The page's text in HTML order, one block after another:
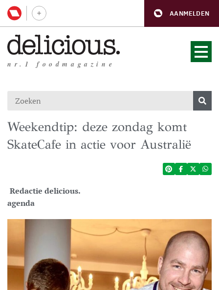
AANMELDEN
nr.1 foodmagazine
Weekendtip: deze zondag komt
SkateCafe in actie voor Australië
Redactie delicious.
agenda